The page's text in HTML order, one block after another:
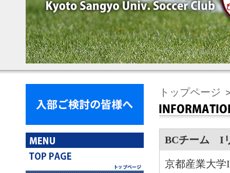
トップページ
BCチーム I
京都産業大学